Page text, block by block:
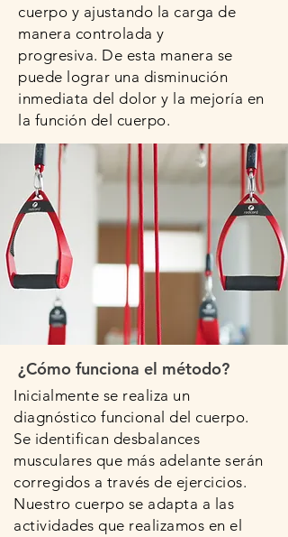
cuerpo y ajustando la carga de
manera controlada y
progresiva. De esta manera se
puede lograr una disminución
inmediata del dolor y la mejoría en
la función del cuerpo.
Inicialmente se realiza un
diagnóstico funcional del cuerpo.
Se identifican desbalances
musculares que más adelante serán
corregidos a través de ejercicios.
Nuestro cuerpo se adapta a las
actividades que realizamos en el
¿Cómo funciona el método?